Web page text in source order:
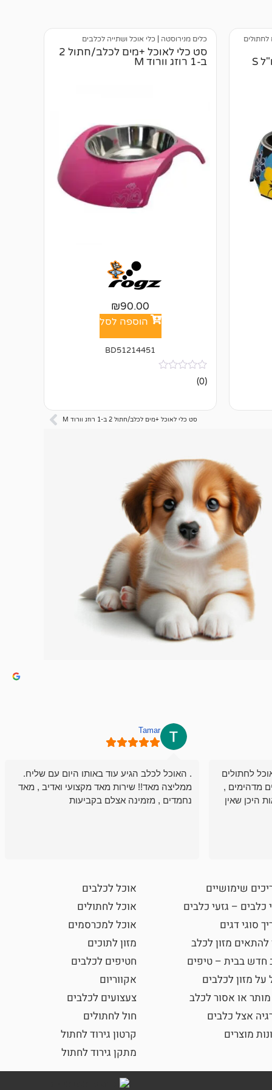
לחתולים כלים מנירוסטה | כלי אוכל ושתייה לכלבים
סט כלי לאוכל +מים לכלב/חתול 2
ב-1 רוזג וורוד M
₪90.00
הוספה לסל
BD51214451
אין
ביקורות
(0)
סט כלי לאוכל +מים לכלב/חתול 2 ב-1 רוזג וורוד M
לחתולים
מדהימים ,
היכן שאין
Tamar
. האוכל לכלב הגיע עוד באותו היום עם שליח.
ממליצה מאד!! שירות מאד מקצועי ואדיב , מאד
נחמדים , מזמינה אצלם בקביעות
שימושיים
כלבים – גזעי כלבים
סוגי דגים
להתאים מזון לכלב
חדש בבית – טיפים
על מזון לכלבים
או אסור לכלב
אצל כלבים
מוצרים
אוכל לכלבים
אוכל לחתולים
אוכל למכרסמים
מזון לתוכים
חטיפים לכלבים
אקווריום
צעצועים לכלבים
חול לחתולים
קרטון גירוד לחתול
מתקן גירוד לחתול